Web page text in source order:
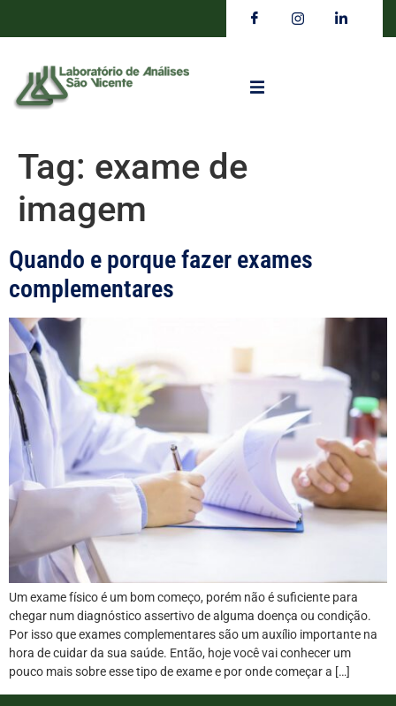
Tag: exame de
imagem
Quando e porque fazer exames
complementares
Um exame físico é um bom começo, porém não é suficiente para
chegar num diagnóstico assertivo de alguma doença ou condição.
Por isso que exames complementares são um auxílio importante na
hora de cuidar da sua saúde. Então, hoje você vai conhecer um
pouco mais sobre esse tipo de exame e por onde começar a […]